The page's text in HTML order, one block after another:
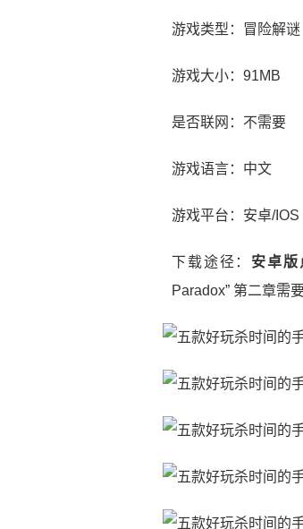
游戏类型：冒险解谜
游戏大小：91MB
是否联网：不需要
游戏语言：中文
游戏平台：安卓/IOS
下载途径： 安卓版
Paradox” 第二章需